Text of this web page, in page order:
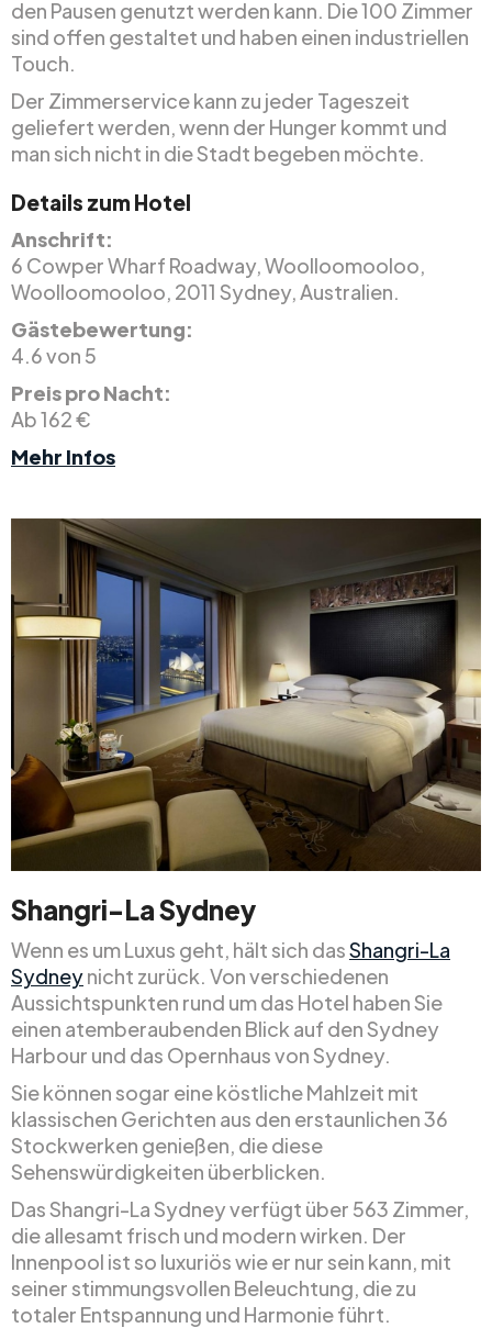
den Pausen genutzt werden kann. Die 100 Zimmer
sind offen gestaltet und haben einen industriellen
Touch.
Der Zimmerservice kann zu jeder Tageszeit
geliefert werden, wenn der Hunger kommt und
man sich nicht in die Stadt begeben möchte.
Details zum Hotel
Anschrift:
6 Cowper Wharf Roadway, Woolloomooloo,
Woolloomooloo, 2011 Sydney, Australien.
Gästebewertung:
4.6 von 5
Preis pro Nacht:
Ab 162 €
Mehr Infos
Shangri-La Sydney
Wenn es um Luxus geht, hält sich dasShangri-La
Sydneynicht zurück. Von verschiedenen
Aussichtspunkten rund um das Hotel haben Sie
einen atemberaubenden Blick auf den Sydney
Harbour und das Opernhaus von Sydney.
Sie können sogar eine köstliche Mahlzeit mit
klassischen Gerichten aus den erstaunlichen 36
Stockwerken genießen, die diese
Sehenswürdigkeiten überblicken.
Das Shangri-La Sydney verfügt über 563 Zimmer,
die allesamt frisch und modern wirken. Der
Innenpool ist so luxuriös wie er nur sein kann, mit
seiner stimmungsvollen Beleuchtung, die zu
totaler Entspannung und Harmonie führt.